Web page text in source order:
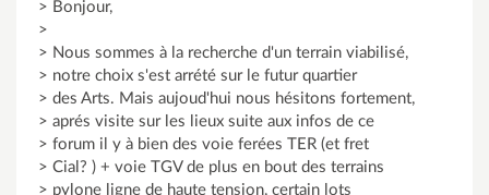
> Bonjour,
>
> Nous sommes à la recherche d'un terrain viabilisé,
> notre choix s'est arrété sur le futur quartier
> des Arts. Mais aujoud'hui nous hésitons fortement,
> aprés visite sur les lieux suite aux infos de ce
> forum il y à bien des voie ferées TER (et fret
> Cial? ) + voie TGV de plus en bout des terrains
> pylone ligne de haute tension, certain lots